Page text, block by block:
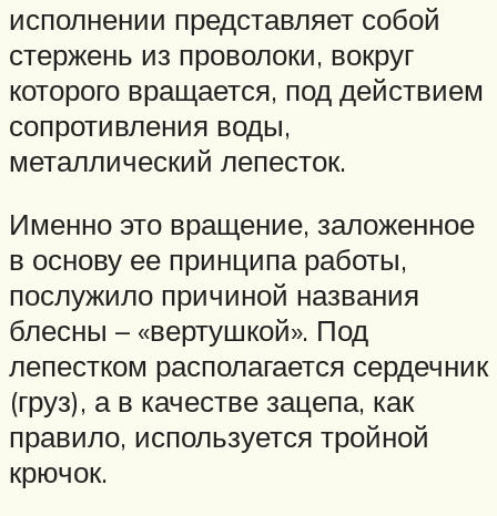
исполнении представляет собой
стержень из проволоки, вокруг
которого вращается, под действием
сопротивления воды,
металлический лепесток.
Именно это вращение, заложенное
в основу ее принципа работы,
послужило причиной названия
блесны – «вертушкой». Под
лепестком располагается сердечник
(груз), а в качестве зацепа, как
правило, используется тройной
крючок.